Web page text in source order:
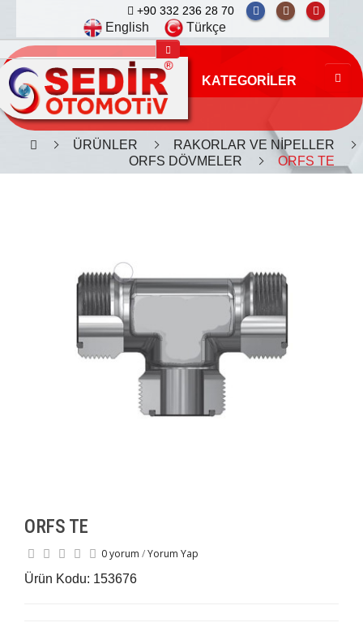
+90 332 236 28 70
English Türkçe
KATEGORILER
ÜRÜNLER
RAKORLAR VE NİPELLER
ORFS DÖVMELER
ORFS TE
ORFS TE
0 yorum /Yorum Yap
Ürün Kodu: 153676